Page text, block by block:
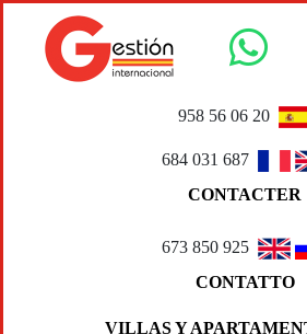
958 56 06 20
684 031 687
CONTACTER
673 850 925
CONTATTO
VILLAS Y